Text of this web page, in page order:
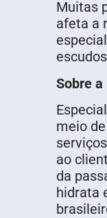
Muitas
afeta a
Sobre a
meio
ao
da
hidrata